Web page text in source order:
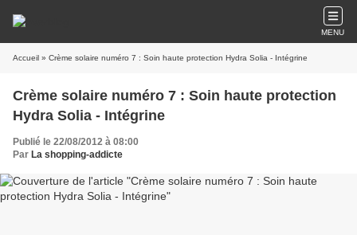
MENU
Accueil » Crème solaire numéro 7 : Soin haute protection Hydra Solia - Intégrine
Crème solaire numéro 7 : Soin haute protection
Hydra Solia - Intégrine
Publié le 22/08/2012 à 08:00
Par La shopping-addicte